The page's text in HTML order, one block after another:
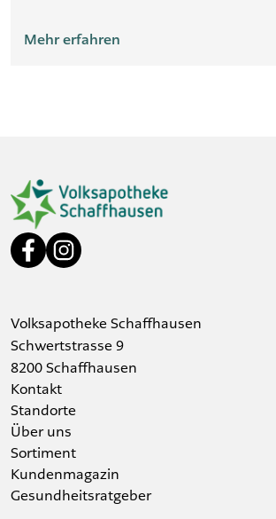
Erkrankungen lässt sich verhindern
Mehr erfahren
Volksapotheke Schaffhausen
Schwertstrasse 9
8200 Schaffhausen
Kontakt
Standorte
Über uns
Sortiment
Kundenmagazin
Gesundheitsratgeber